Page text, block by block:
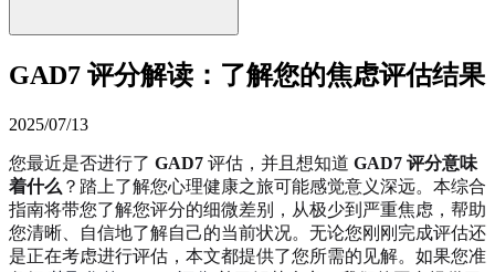
GAD7 评分解读：了解您的焦虑评估结果
2025/07/13
您最近是否进行了 GAD7 评估，并且想知道 GAD7 评分意味
着什么 ？踏上了解您心理健康之旅可能感觉意义深远。本综合
指南将带您了解您评分的细微差别，从极少到严重焦虑，帮助
您清晰、自信地了解自己的当前状况。无论您刚刚完成评估还
是正在考虑进行评估，本文都提供了您所需的见解。如果您准